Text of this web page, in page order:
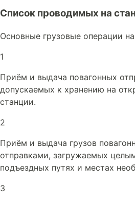
Список проводимых на
Основные грузовые операции
1
Приём и выдача повагонных
допускаемых к хранению на
станции.
2
Приём и выдача грузов
отправками, загружаемых
подъездных путях и местах
3